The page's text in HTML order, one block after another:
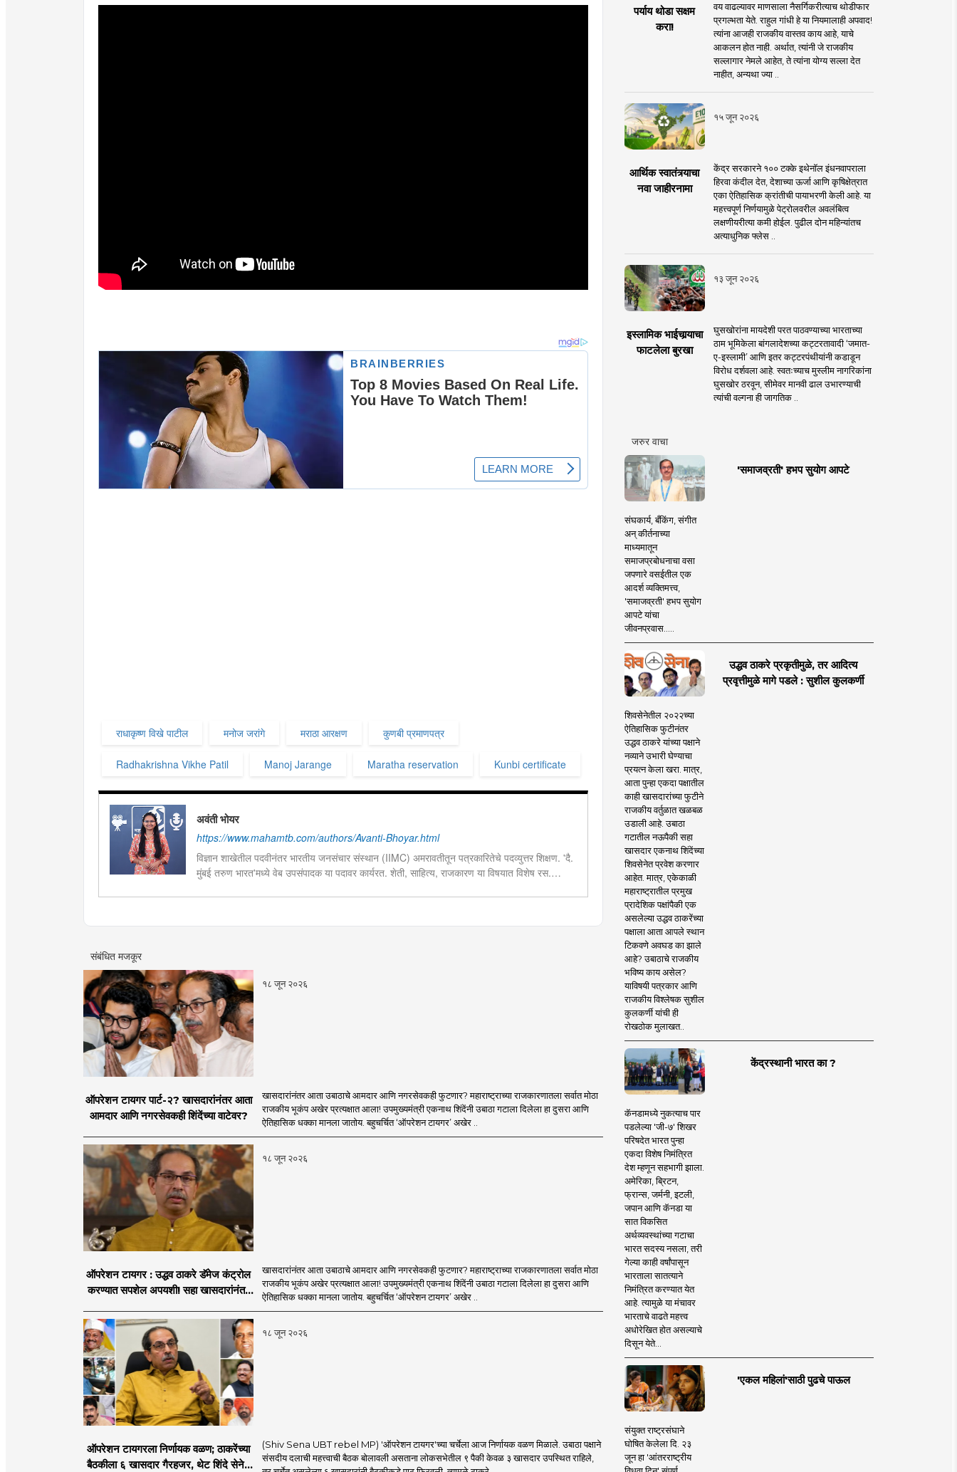
राधाकृष्ण विखे पाटील मनोज जरांगे मराठा आरक्षण कुणबी प्रमाणपत्र
Radhakrishna Vikhe Patil Manoj Jarange Maratha reservation Kunbi certificate
अवंती भोयर
https://www.mahamtb.com/authors/Avanti-Bhoyar.html
विज्ञान शाखेतील पदवीनंतर भारतीय जनसंचार संस्थान (IIMC) अमरावतीतून पत्रकारितेचे पदव्युत्तर शिक्षण. 'दै.
मुंबई तरुण भारत'मध्ये वेब उपसंपादक या पदावर कार्यरत. शेती, साहित्य, राजकारण या विषयात विशेष रस.
संबंधित मजकूर
१८ जून २०२६
ऑपरेशन टायगर पार्ट-२? खासदारांनंतर आता
आमदार आणि नगरसेवकही शिंदेंच्या वाटेवर?
खासदारांनंतर आता उबाठाचे आमदार आणि नगरसेवकही फुटणार? महाराष्ट्राच्या राजकारणातला सर्वात मोठा
राजकीय भूकंप अखेर प्रत्यक्षात आला! उपमुख्यमंत्री एकनाथ शिंदेंनी उबाठा गटाला दिलेला हा दुसरा आणि
ऐतिहासिक धक्का मानला जातोय. बहुचर्चित ‘ऑपरेशन टायगर’ अखेर ..
१८ जून २०२६
ऑपरेशन टायगर : उद्धव ठाकरे डॅमेज कंट्रोल
करण्यात सपशेल अपयशी! सहा खासदारांनंतर
चर्चा सुरू
खासदारांनंतर आता उबाठाचे आमदार आणि नगरसेवकही फुटणार? महाराष्ट्राच्या राजकारणातला सर्वात मोठा
राजकीय भूकंप अखेर प्रत्यक्षात आला! उपमुख्यमंत्री एकनाथ शिंदेंनी उबाठा गटाला दिलेला हा दुसरा आणि
ऐतिहासिक धक्का मानला जातोय. बहुचर्चित ‘ऑपरेशन टायगर’ अखेर ..
१८ जून २०२६
ऑपरेशन टायगरला निर्णायक वळण; ठाकरेंच्या
बैठकीला ६ खासदार गैरहजर, थेट शिंदे सेनेत
(Shiv Sena UBT rebel MP) 'ऑपरेशन टायगर'च्या चर्चेला आज निर्णायक वळण मिळाले. उबाठा पक्षाने
संसदीय दलाची महत्त्वाची बैठक बोलावली असताना लोकसभेतील ९ पैकी केवळ ३ खासदार उपस्थित राहिले,
पर्याय थोडा सक्षम
करा!
वय वाढल्यावर माणसाला नैसर्गिकरीत्याच थोडीफार
प्रगल्भता येते. राहुल गांधी हे या नियमालाही अपवाद!
त्यांना आजही राजकीय वास्तव काय आहे, याचे
आकलन होत नाही. अर्थात, त्यांनी जे राजकीय
सल्लागार नेमले आहेत, ते त्यांना योग्य सल्ला देत
नाहीत, अन्यथा ज्या ..
१५ जून २०२६
आर्थिक स्वातंत्र्याचा
नवा जाहीरनामा
केंद्र सरकारने १०० टक्के इथेनॉल इंधनवापराला
हिरवा कंदील देत, देशाच्या ऊर्जा आणि कृषिक्षेत्रात
एका ऐतिहासिक क्रांतीची पायाभरणी केली आहे. या
महत्त्वपूर्ण निर्णयामुळे पेट्रोलवरील अवलंबित्व
लक्षणीयरीत्या कमी होईल. पुढील दोन महिन्यांतच
अत्याधुनिक फ्लेस ..
१३ जून २०२६
इस्लामिक भाईचार्‍याचा
फाटलेला बुरखा
घुसखोरांना मायदेशी परत पाठवण्याच्या भारताच्या
ठाम भूमिकेला बांगलादेशच्या कट्टरतावादी ‘जमात-
ए-इस्लामी’ आणि इतर कट्टरपंथीयांनी कडाडून
विरोध दर्शवला आहे. स्वतःच्याच मुस्लीम नागरिकांना
घुसखोर ठरवून, सीमेवर मानवी ढाल उभारण्याची
त्यांची वल्गना ही जागतिक ..
जरुर वाचा
'समाजव्रती' हभप सुयोग आपटे
संघकार्य, बँकिंग, संगीत
अन् कीर्तनाच्या
माध्यमातून
समाजप्रबोधनाचा वसा
जपणारे वसईतील एक
आदर्श व्यक्तिमत्त्व,
'समाजव्रती' हभप सुयोग
आपटे यांचा
जीवनप्रवास.....
उद्धव ठाकरे प्रकृतीमुळे, तर आदित्य
प्रवृत्तीमुळे मागे पडले : सुशील कुलकर्णी
शिवसेनेतील २०२२च्या
ऐतिहासिक फुटीनंतर
उद्धव ठाकरे यांच्या पक्षाने
नव्याने उभारी घेण्याचा
प्रयत्न केला खरा. मात्र,
आता पुन्हा एकदा पक्षातील
काही खासदारांच्या फुटीने
राजकीय वर्तुळात खळबळ
उडाली आहे. उबाठा
गटातील नऊपैकी सहा
खासदार एकनाथ शिंदेंच्या
शिवसेनेत प्रवेश करणार
आहेत. मात्र, एकेकाळी
महाराष्ट्रातील प्रमुख
प्रादेशिक पक्षांपैकी एक
असलेल्या उद्धव ठाकरेंच्या
पक्षाला आता आपले स्थान
टिकवणे अवघड का झाले
आहे? उबाठाचे राजकीय
भविष्य काय असेल?
याविषयी पत्रकार आणि
राजकीय विश्लेषक सुशील
कुलकर्णी यांची ही
रोखठोक मुलाखत..
केंद्रस्थानी भारत का ?
कॅनडामध्ये नुकत्याच पार
पडलेल्या 'जी-७' शिखर
परिषदेत भारत पुन्हा
एकदा विशेष निमंत्रित
देश म्हणून सहभागी झाला.
अमेरिका, ब्रिटन,
फ्रान्स, जर्मनी, इटली,
जपान आणि कॅनडा या
सात विकसित
अर्थव्यवस्थांच्या गटाचा
भारत सदस्य नसला, तरी
गेल्या काही वर्षांपासून
भारताला सातत्याने
निमंत्रित करण्यात येत
आहे. त्यामुळे या मंचावर
भारताचे वाढते महत्त्व
अधोरेखित होत असल्याचे
दिसून येते...
'एकल महिलां'साठी पुढचे पाऊल
संयुक्त राष्ट्रसंघाने
घोषित केलेला दि. २३
जून हा 'आंतरराष्ट्रीय